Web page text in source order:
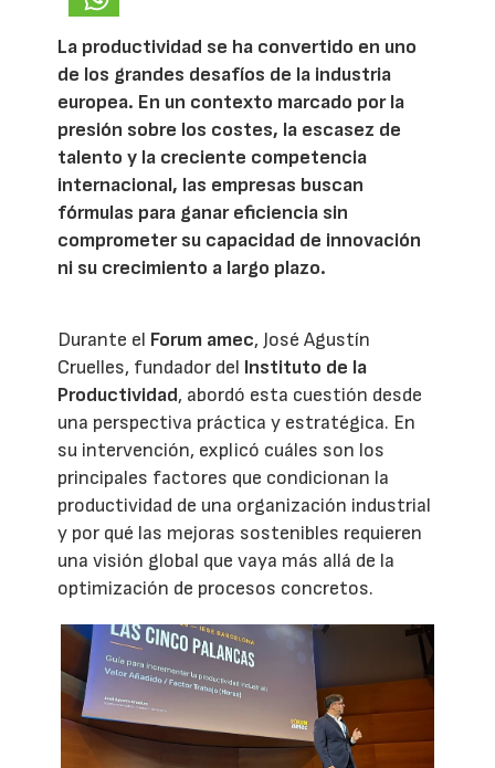
La productividad se ha convertido en uno
de los grandes desafíos de la industria
europea. En un contexto marcado por la
presión sobre los costes, la escasez de
talento y la creciente competencia
internacional, las empresas buscan
fórmulas para ganar eficiencia sin
comprometer su capacidad de innovación
ni su crecimiento a largo plazo.
Durante el Forum amec, José Agustín
Cruelles, fundador del Instituto de la
Productividad, abordó esta cuestión desde
una perspectiva práctica y estratégica. En
su intervención, explicó cuáles son los
principales factores que condicionan la
productividad de una organización industrial
y por qué las mejoras sostenibles requieren
una visión global que vaya más allá de la
optimización de procesos concretos.